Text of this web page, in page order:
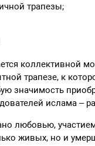
трапезы;
коллективной
трапезе, к
значимость
ислама –
любовью,
живых, но и